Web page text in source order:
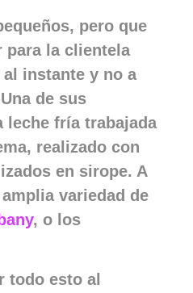
pero que
para la clientela
instante y no a
de sus
leche fría trabajada
realizado con
en sirope. A
variedad de
, o los
todo esto al